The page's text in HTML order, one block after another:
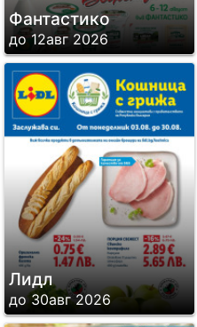
Фантастико
до 12авг 2026
Лидл
до 30авг 2026